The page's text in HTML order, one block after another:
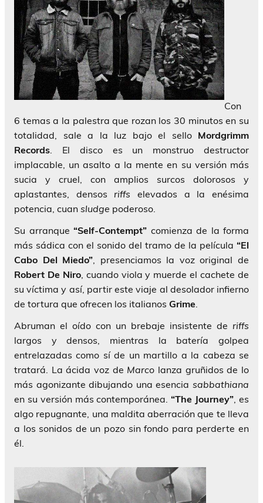
Con
6 temas a la palestra que rozan los 30 minutos en su
totalidad, sale a la luz bajo el sello Mordgrimm
Records. El disco es un monstruo destructor
implacable, un asalto a la mente en su versión más
sucia y cruel, con amplios surcos dolorosos y
aplastantes, densos riffs elevados a la enésima
potencia, cuan sludge poderoso.
Su arranque “Self-Contempt” comienza de la forma
más sádica con el sonido del tramo de la película “El
Cabo Del Miedo”, presenciamos la voz original de
Robert De Niro, cuando viola y muerde el cachete de
su víctima y así, partir este viaje al desolador infierno
de tortura que ofrecen los italianos Grime.
Abruman el oído con un brebaje insistente de riffs
largos y densos, mientras la batería golpea
entrelazadas como sí de un martillo a la cabeza se
tratará. La ácida voz de Marco lanza gruñidos de lo
más agonizante dibujando una esencia sabbathiana
en su versión más contemporánea.“The Journey”, es
algo repugnante, una maldita aberración que te lleva
a los sonidos de un pozo sin fondo para perderte en
él.